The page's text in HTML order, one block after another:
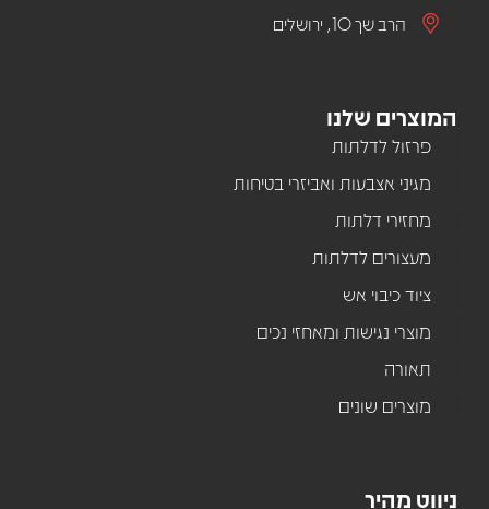
ניווט מהיר
המוצרים שלנו
פרזול לדלתות
מגיני אצבעות ואביזרי בטיחות
מחזירי דלתות
מעצורים לדלתות
ציוד כיבוי אש
מוצרי נגישות ומאחזי נכים
תאורה
מוצרים שונים
הרב שך 10, ירושלים